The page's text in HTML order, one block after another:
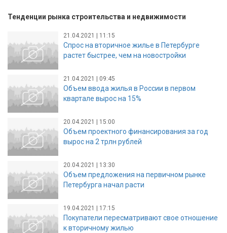
Тенденции рынка строительства и недвижимости
21.04.2021 | 11:15
Спрос на вторичное жилье в Петербурге
растет быстрее, чем на новостройки
21.04.2021 | 09:45
Объем ввода жилья в России в первом
квартале вырос на 15%
20.04.2021 | 15:00
Объем проектного финансирования за год
вырос на 2 трлн рублей
20.04.2021 | 13:30
Объем предложения на первичном рынке
Петербурга начал расти
19.04.2021 | 17:15
Покупатели пересматривают свое отношение
к вторичному жилью